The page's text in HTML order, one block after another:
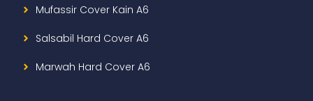
Mufassir Cover Kain A6
Salsabil Hard Cover A6
Marwah Hard Cover A6